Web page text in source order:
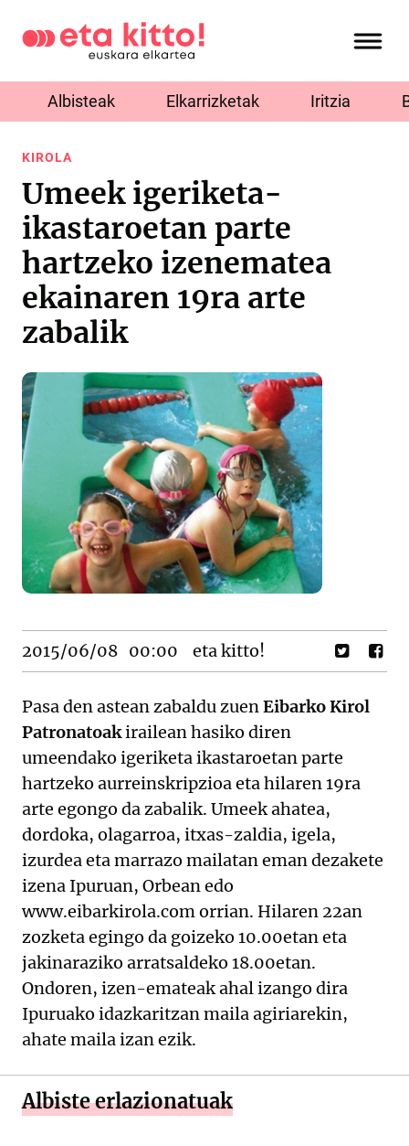
Albisteak Elkarrizketak Iritzia
KIROLA
Umeek igeriketa-
ikastaroetan parte
hartzeko izenematea
ekainaren 19ra arte
zabalik
2015/06/08 00:00 eta kitto!
Pasa den astean zabaldu zuenEibarko Kirol
Patronatoakirailean hasiko diren
umeendako igeriketa ikastaroetan parte
hartzeko aurreinskripzioa eta hilaren 19ra
arte egongo da zabalik. Umeek ahatea,
dordoka, olagarroa, itxas-zaldia, igela,
izurdea eta marrazo mailatan eman dezakete
izena Ipuruan, Orbean edo
www.eibarkirola.com orrian. Hilaren 22an
zozketa egingo da goizeko 10.00etan eta
jakinaraziko arratsaldeko 18.00etan.
Ondoren, izen-emateak ahal izango dira
Ipuruako idazkaritzan maila agiriarekin,
ahate maila izan ezik.
Albiste erlazionatuak